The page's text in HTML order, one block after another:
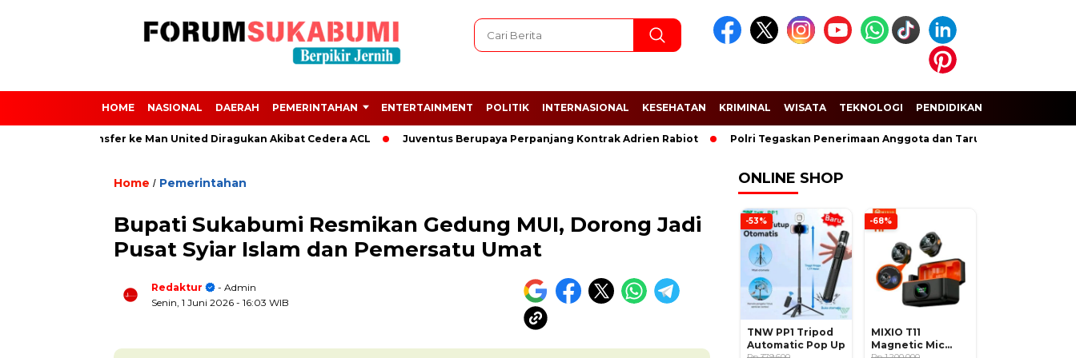
HOME NASIONAL DAERAH PEMERINTAHAN ENTERTAINMENT POLITIK INTERNASIONAL KESEHATAN KRIMINAL WISATA TEKNOLOGI PENDIDIKAN
dan Transfer ke Man United Diragukan Akibat Cedera ACL Juventus Berupaya Perpanjang Kontrak Adrien Rabiot Polri Tegaskan Penerimaan Anggota dan Taruna Akpol Gratis, Hati-
Home / Pemerintahan
Bupati Sukabumi Resmikan Gedung MUI, Dorong Jadi
Pusat Syiar Islam dan Pemersatu Umat
Redaktur
- Admin
Senin, 1 Juni 2026 - 16:03 WIB
ONLINE SHOP
-53%
TNW PP1 Tripod
Automatic Pop Up
-68%
MIXIO T11
Magnetic Mic